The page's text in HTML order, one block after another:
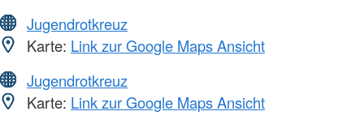
Jugendrotkreuz
Karte: Link zur Google Maps Ansicht
Jugendrotkreuz
Karte: Link zur Google Maps Ansicht